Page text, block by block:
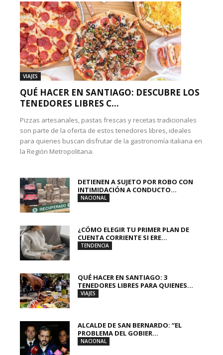
VIAJES
QUÉ HACER EN SANTIAGO: DESCUBRE LOS
TENEDORES LIBRES C...
Pizzas artesanales, pastas frescas y recetas tradicionales
son parte de la oferta de estos tenedores libres, ideales
para quienes buscan disfrutar de la gastronomía italiana en
la Región Metropolitana.
DETIENEN A SUJETO POR ROBO CON
INTIMIDACIÓN A CONDUCTO...
NACIONAL
¿CÓMO ELEGIR TU PRIMER PLAN DE
CUENTA CORRIENTE SI ERE...
TENDENCIA
QUÉ HACER EN SANTIAGO: 3
TENEDORES LIBRES PARA QUIENES...
VIAJES
ALCALDE DE SAN BERNARDO: “EL
PROBLEMA DEL GOBIER...
NACIONAL